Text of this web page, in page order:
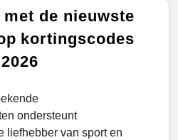
de nieuwste
kortingscodes
ondersteunt
liefhebber van sport en